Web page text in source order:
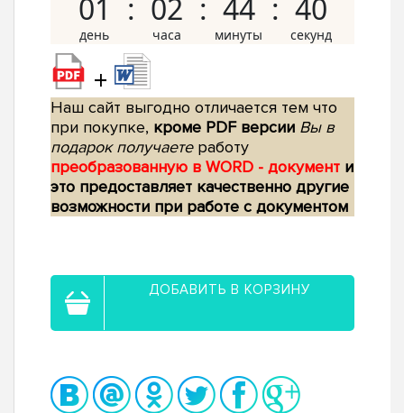
01 02 44 39
+
Наш сайт выгодно отличается тем что
при покупке, кроме PDF версии Вы в
подарок получаетеработу
преобразованную в WORD - документ и
это предоставляет качественно другие
возможности при работе с документом
ДОБАВИТЬ В КОРЗИНУ